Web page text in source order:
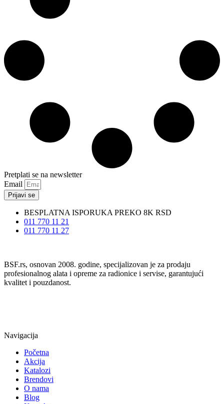
Pretplati se na newsletter
Email
Prijavi se
BESPLATNA ISPORUKA PREKO 8K RSD
011 770 11 21
011 770 11 27
BSF.rs, osnovan 2008. godine, specijalizovan je za prodaju
profesionalnog alata i opreme za radionice i servise, garantujući
kvalitet i pouzdanost.
Navigacija
Početna
Akcija
Katalozi
Brendovi
O nama
Blog